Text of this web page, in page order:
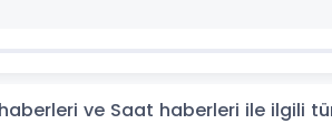
ve Saat haberleri ile ilgili